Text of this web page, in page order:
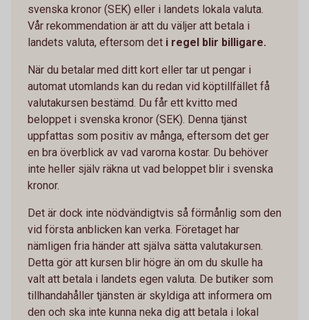
svenska kronor (SEK) eller i landets lokala valuta.
Vår rekommendation är att du väljer att betala i
landets valuta, eftersom det i regel blir billigare.
När du betalar med ditt kort eller tar ut pengar i
automat utomlands kan du redan vid köptillfället få
valutakursen bestämd. Du får ett kvitto med
beloppet i svenska kronor (SEK). Denna tjänst
uppfattas som positiv av många, eftersom det ger
en bra överblick av vad varorna kostar. Du behöver
inte heller själv räkna ut vad beloppet blir i svenska
kronor.
Det är dock inte nödvändigtvis så förmånlig som den
vid första anblicken kan verka. Företaget har
nämligen fria händer att själva sätta valutakursen.
Detta gör att kursen blir högre än om du skulle ha
valt att betala i landets egen valuta. De butiker som
tillhandahåller tjänsten är skyldiga att informera om
den och ska inte kunna neka dig att betala i lokal